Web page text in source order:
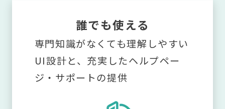
誰でも使える
専門知識がなくても理解しやすい
UI設計と、充実したヘルプペー
ジ・サポートの提供